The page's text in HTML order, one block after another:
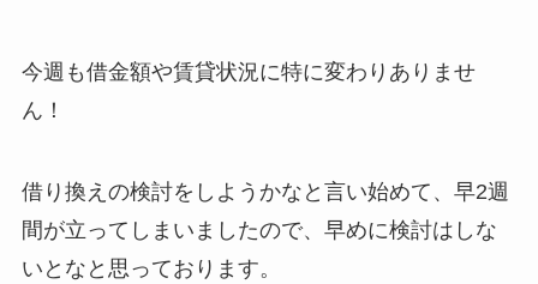
今週も借金額や賃貸状況に特に変わりありませ
ん！
借り換えの検討をしようかなと言い始めて、早2週
間が立ってしまいましたので、早めに検討はしな
いとなと思っております。